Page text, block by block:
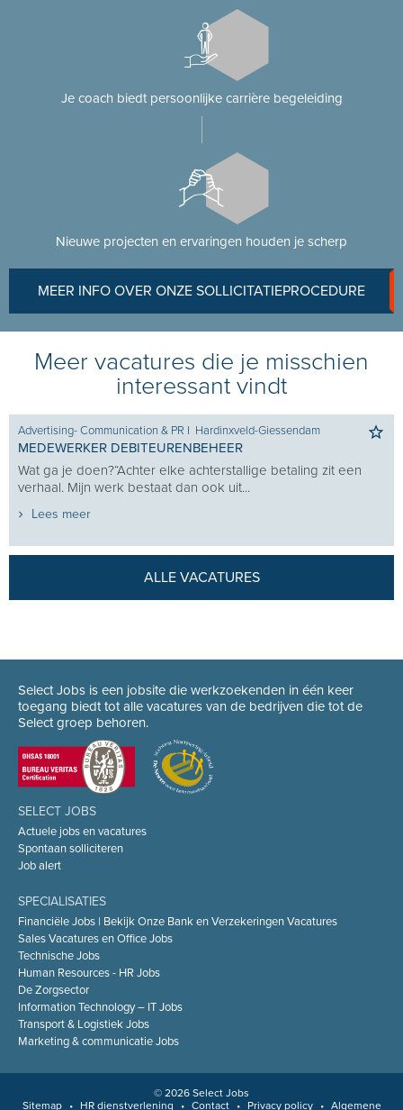
Je coach biedt persoonlijke carrière begeleiding
Nieuwe projecten en ervaringen houden je scherp
MEER INFO OVER ONZE SOLLICITATIEPROCEDURE
Meer vacatures die je misschien
interessant vindt
Advertising- Communication & PR I Hardinxveld-Giessendam
MEDEWERKER DEBITEURENBEHEER
Wat ga je doen?“Achter elke achterstallige betaling zit een
verhaal. Mijn werk bestaat dan ook uit...
Lees meer
ALLE VACATURES
Select Jobs is een jobsite die werkzoekenden in één keer
toegang biedt tot alle vacatures van de bedrijven die tot de
Select groep behoren.
SELECT JOBS
Actuele jobs en vacatures
Spontaan solliciteren
Job alert
SPECIALISATIES
Financiële Jobs | Bekijk Onze Bank en Verzekeringen Vacatures
Sales Vacatures en Office Jobs
Technische Jobs
Human Resources - HR Jobs
De Zorgsector
Information Technology – IT Jobs
Transport & Logistiek Jobs
Marketing & communicatie Jobs
© 2026 Select Jobs
Sitemap
• HR dienstverlening • Contact • Privacy policy • Algemene